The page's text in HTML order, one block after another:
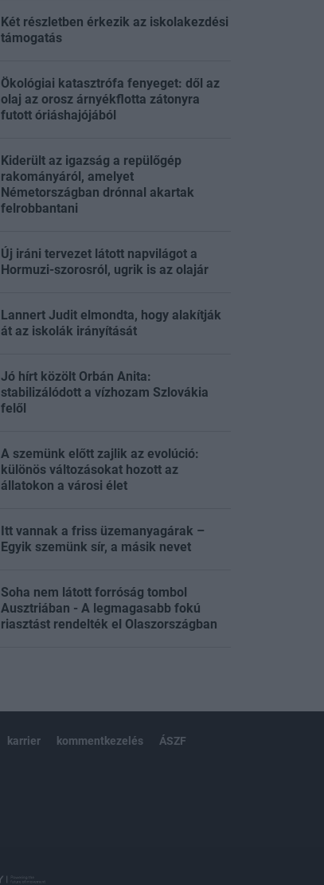
Két részletben érkezik az iskolakezdési
támogatás
Ökológiai katasztrófa fenyeget: dől az
olaj az orosz árnyékflotta zátonyra
futott óriáshajójából
Kiderült az igazság a repülőgép
rakományáról, amelyet
Németországban drónnal akartak
felrobbantani
Új iráni tervezet látott napvilágot a
Hormuzi-szorosról, ugrik is az olajár
Lannert Judit elmondta, hogy alakítják
át az iskolák irányítását
Jó hírt közölt Orbán Anita:
stabilizálódott a vízhozam Szlovákia
felől
A szemünk előtt zajlik az evolúció:
különös változásokat hozott az
állatokon a városi élet
Itt vannak a friss üzemanyagárak –
Egyik szemünk sír, a másik nevet
Soha nem látott forróság tombol
Ausztriában - A legmagasabb fokú
riasztást rendelték el Olaszországban
karrier kommentkezelés ÁSZF